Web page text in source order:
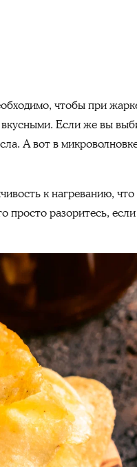
чтобы при
Если же вы
А вот в
к нагреванию, что
просто разоритесь,